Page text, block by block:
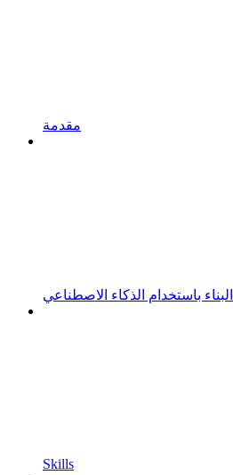
مقدمة
البناء باستخدام الذكاء الاصطناعي
Skills